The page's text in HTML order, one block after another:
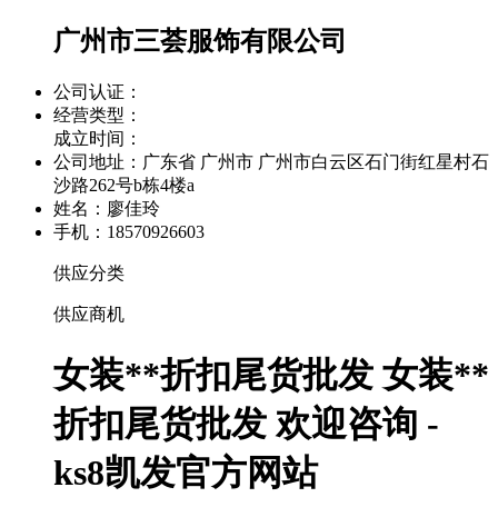
广州市三荟服饰有限公司
公司认证：
经营类型：
成立时间：
公司地址： 广东省 广州市 广州市白云区石门街红星村石
沙路262号b栋4楼a
姓名：廖佳玲
手机：18570926603
供应分类
供应商机
女装**折扣尾货批发 女装**
折扣尾货批发 欢迎咨询 -
ks8凯发官方网站